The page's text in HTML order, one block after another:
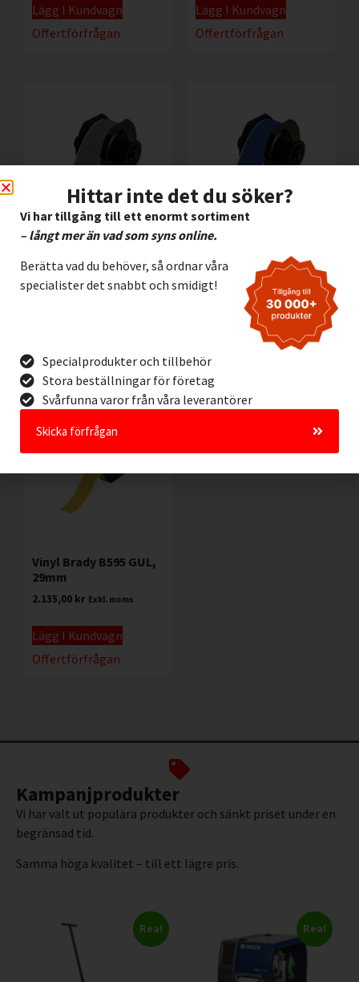
Lägg I Kundvagn
Offertförfrågan
Lägg I Kundvagn
Offertförfrågan
57mm
3.195,00kr Exkl. moms
57mm
3.195,00 kr Exkl. moms
Lägg I Kundvagn
Offertförfrågan
Vinyl Brady B595 GUL,
29mm
2.135,00 kr Exkl. moms
Lägg I Kundvagn
Offertförfrågan
Kampanjprodukter
Vi har valt ut populära produkter och sänkt priset under en
begränsad tid.
Samma höga kvalitet – till ett lägre pris.
Rea! Rea!
Hittar inte det du söker?
Vi har tillgång till ett enormt sortiment
– långt mer än vad som syns online.
Berätta vad du behöver, så ordnar våra
specialister det snabbt och smidigt!
Specialprodukter och tillbehör
Stora beställningar för företag
Svårfunna varor från våra leverantörer
Skicka förfrågan